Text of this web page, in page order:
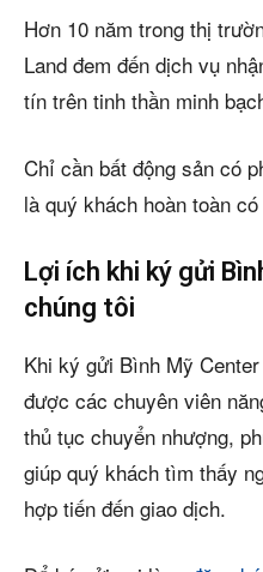
Hơn 10 năm trong thị
Land đem đến dịch vụ
tín trên tinh thần minh
Chỉ cần bất động sản có
là quý khách hoàn toàn
Lợi ích khi ký gửi
chúng tôi
Khi ký gửi Bình Mỹ
được các chuyên viên
thủ tục chuyển nhượng,
giúp quý khách tìm thấy
hợp tiến đến giao dịch.